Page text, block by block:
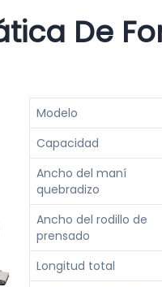
De
Modelo
Capacidad
Ancho del maní
quebradizo
Ancho del rodillo de
prensado
Longitud total